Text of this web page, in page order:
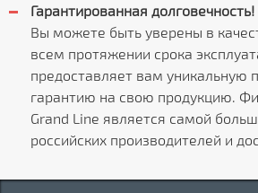
Гарантированная долговечность!
Вы можете быть уверены в
всем протяжении срока
предоставляет вам уникальную
гарантию на свою продукцию.
Grand Line является самой
российских производителей и